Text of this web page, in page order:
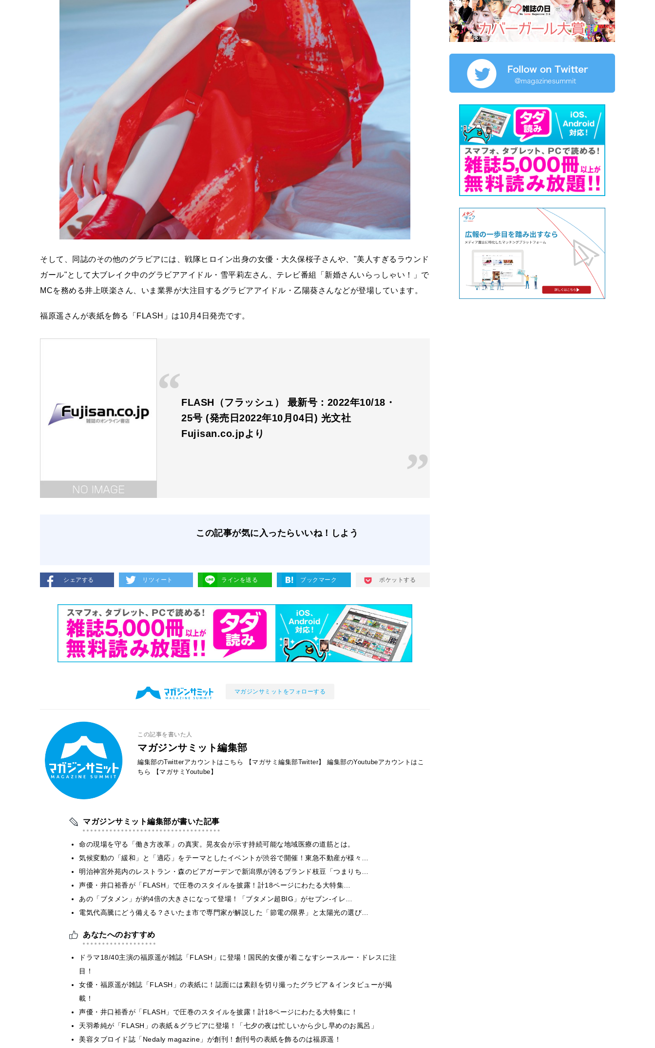
そして、同誌のその他のグラビアには、戦隊ヒロイン出身の女優・大久保桜子さんや、"美人すぎるラウンド
ガール"として大ブレイク中のグラビアアイドル・雪平莉左さん、テレビ番組「新婚さんいらっしゃい！」で
MCを務める井上咲楽さん、いま業界が大注目するグラビアアイドル・乙陽葵さんなどが登場しています。
福原遥さんが表紙を飾る「FLASH」は10月4日発売です。
FLASH（フラッシュ） 最新号：2022年10/18・
25号 (発売日2022年10月04日) 光文社
Fujisan.co.jpより
この記事が気に入ったらいいね！しよう
シェアする リツィート ラインを送る ブックマーク ポケットする
マガジンサミットをフォローする
この記事を書いた人
マガジンサミット編集部
編集部のTwitterアカウントはこちら 【マガサミ編集部Twitter】
編集部のYoutubeアカウントはこ
ちら
【マガサミYoutube】
マガジンサミット編集部が書いた記事
​命の現場を守る「働き方改革」の真実。晃友会が示す持続可能な地域医療の道筋とは。
気候変動の「緩和」と「適応」をテーマとしたイベントが渋谷で開催！東急不動産が様々…
明治神宮外苑内のレストラン・森のビアガーデンで新潟県が誇るブランド枝豆「つまりち…
声優・井口裕香が「FLASH」で圧巻のスタイルを披露！計18ページにわたる大特集…
あの「ブタメン」が約4倍の大きさになって登場！「ブタメン超BIG」がセブン‐イレ…
電気代高騰にどう備える？さいたま市で専門家が解説した「節電の限界」と太陽光の選び…
あなたへのおすすめ
ドラマ18/40主演の福原遥が雑誌「FLASH」に登場！国民的女優が着こなすシースルー・ドレスに注
目！
女優・福原遥が雑誌「FLASH」の表紙に！誌面には素顔を切り撮ったグラビア＆インタビューが掲
載！
声優・井口裕香が「FLASH」で圧巻のスタイルを披露！計18ページにわたる大特集に！
天羽希純が「FLASH」の表紙＆グラビアに登場！「七夕の夜は忙しいから少し早めのお風呂」
美容タブロイド誌「Nedaly magazine」が創刊！創刊号の表紙を飾るのは福原遥！